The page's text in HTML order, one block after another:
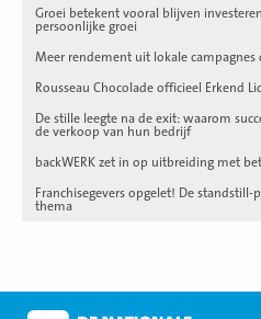
Groei betekent vooral blijven
persoonlijke groei
Meer rendement uit lokale
Rousseau Chocolade officieel Erkend
De stille leegte na de exit: waarom
de verkoop van hun bedrijf
backWERK zet in op uitbreiding met
Franchisegevers opgelet! De
thema